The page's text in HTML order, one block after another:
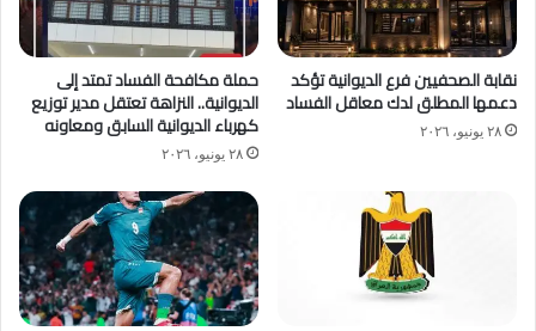
نقابة الصحفيين فرع الديوانية تؤكد
دعمها المطلق لدك معاقل الفساد
٢٨ يونيو، ٢٠٢٦
حملة مكافحة الفساد تمتد إلى
الديوانية.. النزاهة تعتقل مدير توزيع
كهرباء الديوانية السابق ومعاونه
٢٨ يونيو، ٢٠٢٦